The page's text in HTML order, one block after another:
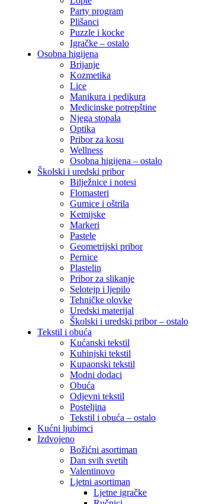
Party program
Plišanci
Puzzle i kocke
Igračke – ostalo
Osobna higijena
Brijanje
Kozmetika
Lice
Manikura i pedikura
Medicinske potrepštine
Njega stopala
Optika
Pribor za kosu
Wellness
Osobna higijena – ostalo
Školski i uredski pribor
Bilježnice i notesi
Flomasteri
Gumice i oštrila
Kemijske
Markeri
Pastele
Geometrijski pribor
Pernice
Plastelin
Pribor za slikanje
Selotejp i ljepilo
Tehničke olovke
Uredski materijal
Školski i uredski pribor – ostalo
Tekstil i obuća
Kućanski tekstil
Kuhinjski tekstil
Kupaonski tekstil
Modni dodaci
Obuća
Odjevni tekstil
Posteljina
Tekstil i obuća – ostalo
Kućni ljubimci
Izdvojeno
Božićni asortiman
Dan svih svetih
Valentinovo
Ljetni asortiman
Ljetne igračke